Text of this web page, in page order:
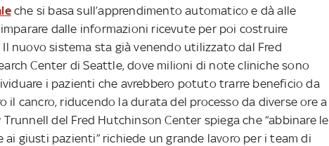
che si basa sull’apprendimento automatico e dà alle
dalle informazioni ricevute per poi costruire
nuovo sistema sta già venendo utilizzato dal Fred
Center di Seattle, dove milioni di note cliniche sono
i pazienti che avrebbero potuto trarre beneficio da
il cancro, riducendo la durata del processo da diverse ore a
del Fred Hutchinson Center spiega che “abbinare le
giusti pazienti” richiede un grande lavoro per i team di